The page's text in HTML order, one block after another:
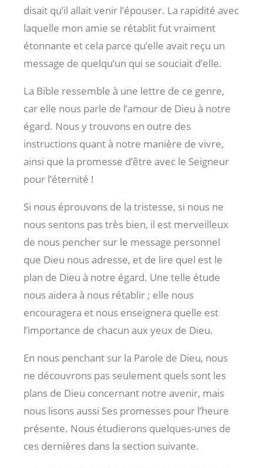
disait qu’il allait venir l’épouser. La rapidité avec
laquelle mon amie se rétablit fut vraiment
étonnante et cela parce qu’elle avait reçu un
message de quelqu’un qui se souciait d’elle.
La Bible ressemble à une lettre de ce genre,
car elle nous parle de l’amour de Dieu à notre
égard. Nous y trouvons en outre des
instructions quant à notre manière de vivre,
ainsi que la promesse d’être avec le Seigneur
pour l’éternité !
Si nous éprouvons de la tristesse, si nous ne
nous sentons pas très bien, il est merveilleux
de nous pencher sur le message personnel
que Dieu nous adresse, et de lire quel est le
plan de Dieu à notre égard. Une telle étude
nous aidera à nous rétablir ; elle nous
encouragera et nous enseignera quelle est
l’importance de chacun aux yeux de Dieu.
En nous penchant sur la Parole de Dieu, nous
ne découvrons pas seulement quels sont les
plans de Dieu concernant notre avenir, mais
nous lisons aussi Ses promesses pour l’heure
présente. Nous étudierons quelques-unes de
ces dernières dans la section suivante.